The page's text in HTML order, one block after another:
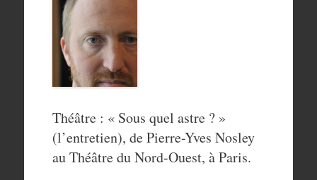
Théâtre : « Sous quel astre ? »
(l’entretien), de Pierre-Yves Nosley
au Théâtre du Nord-Ouest, à Paris.